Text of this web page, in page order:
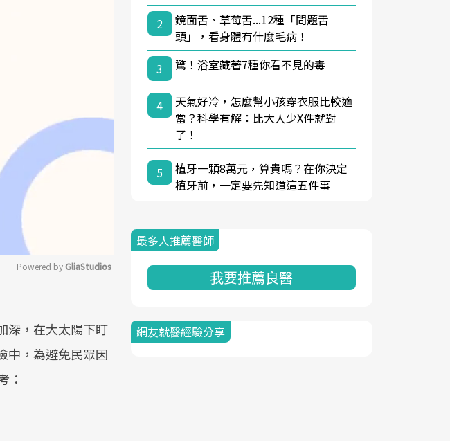
Powered by GliaStudios
深，在大太陽下盯
中，為避免民眾因
：
2
鏡面舌、草莓舌...12種「問題舌
頭」，看身體有什麼毛病！
3
驚！浴室藏著7種你看不見的毒
4
天氣好冷，怎麼幫小孩穿衣服比較適
當？科學有解：比大人少X件就對
了！
5
植牙一顆8萬元，算貴嗎？在你決定
植牙前，一定要先知道這五件事
最多人推薦醫師
我要推薦良醫
網友就醫經驗分享